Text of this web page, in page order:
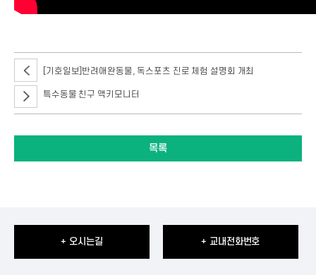
[기호일보]반려애완동물, 독스포츠 진로 체험 설명회 개최
특수동물 친구 액키모니터
목록
+ 오시는길 + 교내전화번호